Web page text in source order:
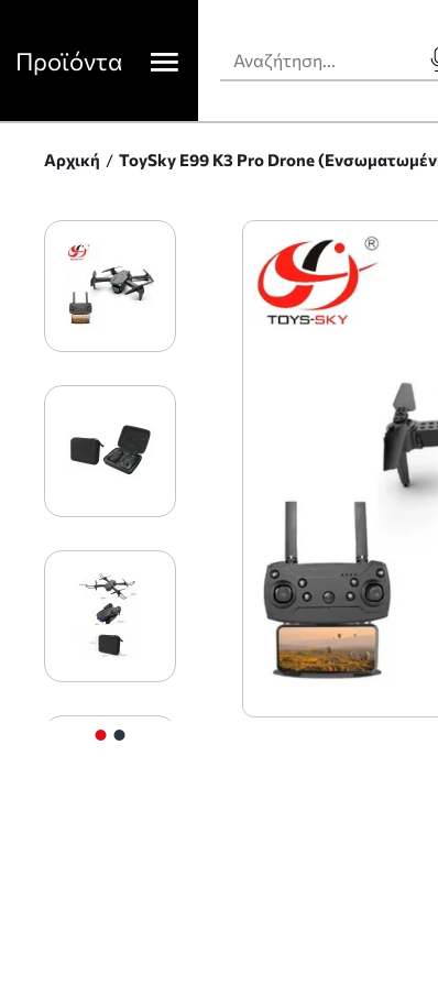
Προϊόντα
Αρχική ToySky E99 K3 Pro Drone